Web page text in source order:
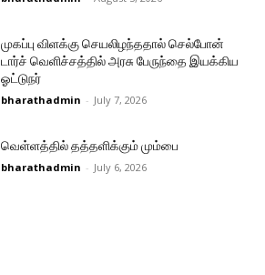
முகப்பு விளக்கு செயலிழந்ததால் செல்போன்
டார்ச் வெளிச்சத்தில் அரசு பேருந்தை இயக்கிய
ஓட்டுநர்
bharathadmin - July 7, 2026
வெள்ளத்தில் தத்தளிக்கும் மும்பை
bharathadmin - July 6, 2026